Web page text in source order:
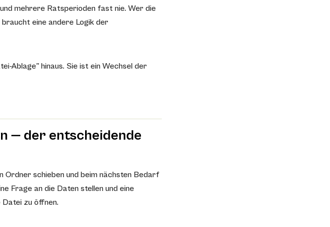
mehrere Ratsperioden fast nie. Wer die
eine andere Logik der
Ablage" hinaus. Sie ist ein Wechsel der
— der entscheidende
Ordner schieben und beim nächsten Bedarf
Frage an die Daten stellen und eine
Datei zu öffnen.